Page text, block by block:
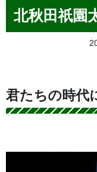
北秋田祇園
君たちの時代